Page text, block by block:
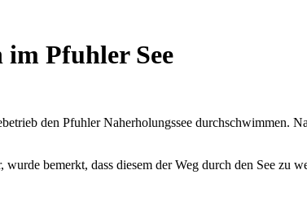
im Pfuhler See
den Pfuhler Naherholungssee durchschwimmen.
bemerkt, dass diesem der Weg durch den See zu